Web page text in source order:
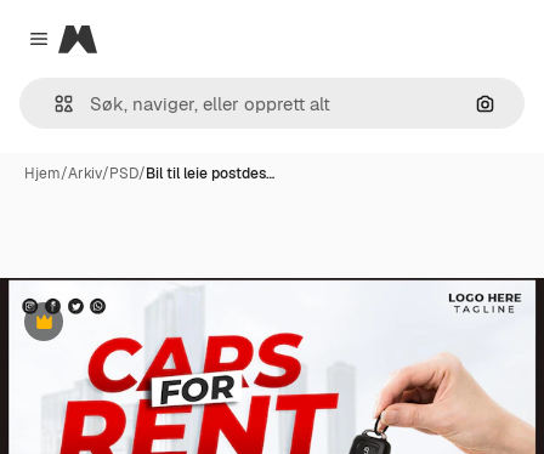
Close menu
Magnific
Søk
Hjem/Arkiv/PSD/Bil til leie postdes…
Premium